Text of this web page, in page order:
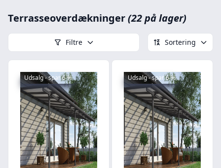
Terrasseoverdækninger(22 på lager)
Filtre Sortering
Udsalg - spar 6 % Udsalg - spar 6 %